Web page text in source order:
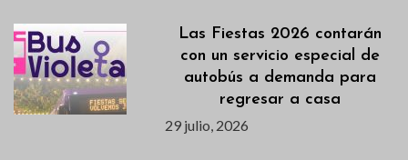
Las Fiestas 2026 contarán
con un servicio especial de
autobús a demanda para
regresar a casa
29 julio, 2026